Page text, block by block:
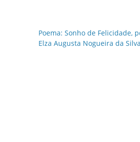
Poema: Sonho de Felicidade,
Elza Augusta Nogueira da Silva